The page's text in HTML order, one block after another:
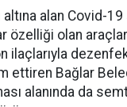
alan Covid-19
özelliği olan
ilaçlarıyla
ettiren Bağlar
alanında da